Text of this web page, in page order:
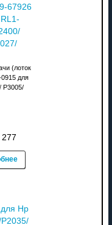
67926
(лоток
для
P3005/
277
Hp